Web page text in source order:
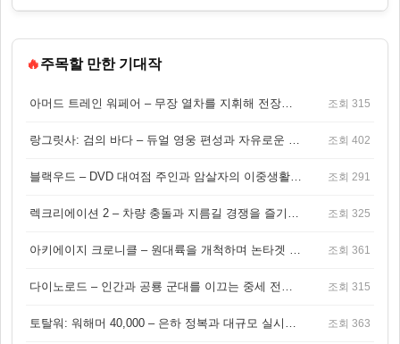
🔥주목할 만한 기대작
아머드 트레인 워페어 – 무장 열차를 지휘해 전장을 돌파하는 생존 전투 게임 조회 315
랑그릿사: 검의 바다 – 듀얼 영웅 편성과 자유로운 탐험을 결합한 판타지 전략 RPG 조회 402
블랙우드 – DVD 대여점 주인과 암살자의 이중생활을 그린 3인칭 액션 스릴러 게임 조회 291
렉크리에이션 2 – 차량 충돌과 지름길 경쟁을 즐기는 오픈월드 아케이드 레이싱 게임 조회 325
아키에이지 크로니클 – 원대륙을 개척하며 논타겟 전투를 즐기는 오픈월드 MMORPG 조회 361
다이노로드 – 인간과 공룡 군대를 이끄는 중세 전략 액션 RPG 조회 315
토탈워: 워해머 40,000 – 은하 정복과 대규모 실시간 전투가 결합된 전략 게임! 조회 363